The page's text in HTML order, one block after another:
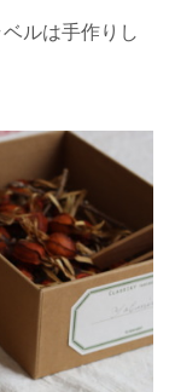
ルは手作りし